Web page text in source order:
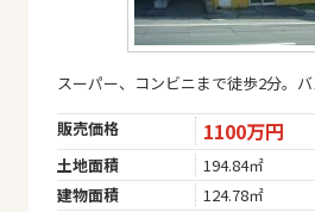
スーパー、コンビニまで徒歩2分。
販売価格 1100万円
土地面積
194.84㎡
建物面積
124.78㎡